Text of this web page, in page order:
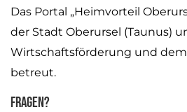
Das Portal „Heimvorteil
der Stadt Oberursel (Taunus)
Wirtschaftsförderung und
betreut.
Fragen?